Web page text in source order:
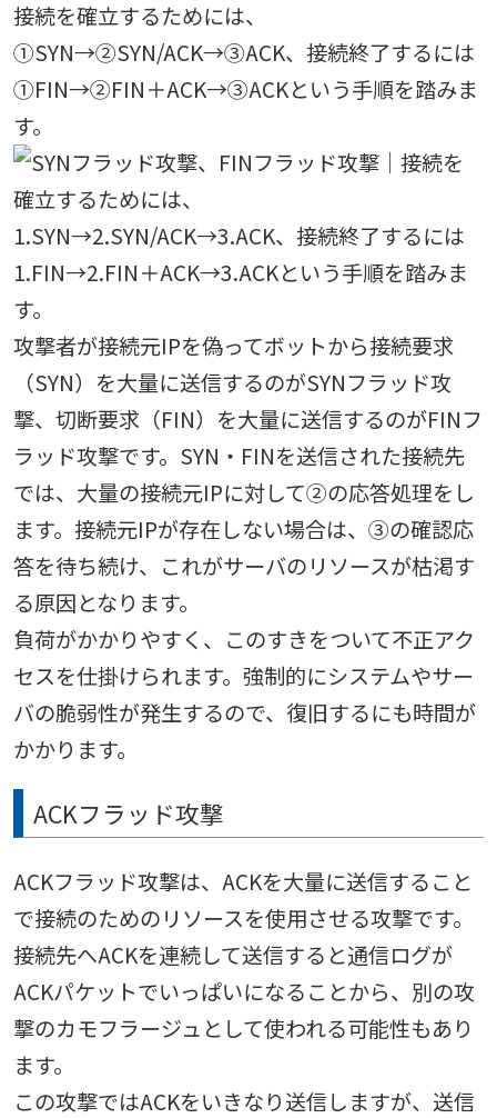
接続を確立するためには、
①SYN→②SYN/ACK→③ACK、接続終了するには
①FIN→②FIN＋ACK→③ACKという手順を踏みま
す。
攻撃者が接続元IPを偽ってボットから接続要求
（SYN）を大量に送信するのがSYNフラッド攻
撃、切断要求（FIN）を大量に送信するのがFINフ
ラッド攻撃です。SYN・FINを送信された接続先
では、大量の接続元IPに対して②の応答処理をし
ます。接続元IPが存在しない場合は、③の確認応
答を待ち続け、これがサーバのリソースが枯渇す
る原因となります。
負荷がかかりやすく、このすきをついて不正アク
セスを仕掛けられます。強制的にシステムやサー
バの脆弱性が発生するので、復旧するにも時間が
かかります。
ACKフラッド攻撃
ACKフラッド攻撃は、ACKを大量に送信すること
で接続のためのリソースを使用させる攻撃です。
接続先へACKを連続して送信すると通信ログが
ACKパケットでいっぱいになることから、別の攻
撃のカモフラージュとして使われる可能性もあり
ます。
この攻撃ではACKをいきなり送信しますが、送信